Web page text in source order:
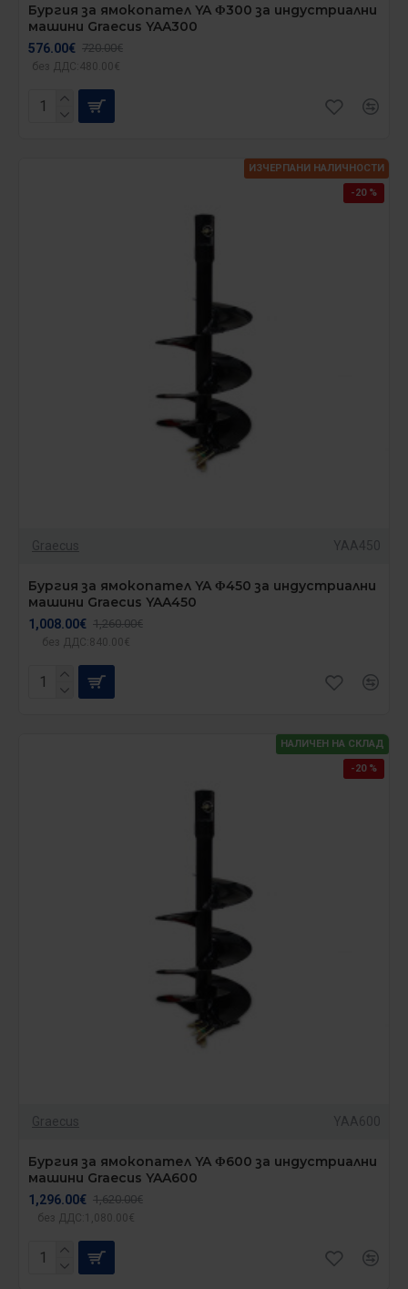
Бургия за ямокопател YA Φ300 за индустриални
машини Graecus YAA300
576.00€ 720.00€
без ДДС:480.00€
-20 %
ИЗЧЕРПАНИ НАЛИЧНОСТИ
Graecus YAA450
Бургия за ямокопател YA Φ450 за индустриални
машини Graecus YAA450
1,008.00€ 1,260.00€
без ДДС:840.00€
НАЛИЧЕН НА СКЛАД
-20 %
Graecus YAA600
Бургия за ямокопател YA Φ600 за индустриални
машини Graecus YAA600
1,296.00€ 1,620.00€
без ДДС:1,080.00€